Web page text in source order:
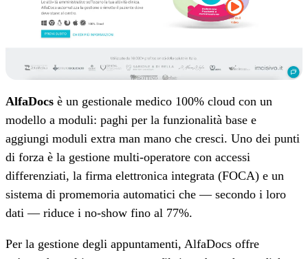
AlfaDocs è un gestionale medico 100% cloud con un
modello a moduli: paghi per la funzionalità base e
aggiungi moduli extra man mano che cresci. Uno dei punti
di forza è la gestione multi-operatore con accessi
differenziati, la firma elettronica integrata (FOCA) e un
sistema di promemoria automatici che — secondo i loro
dati — riduce i no-show fino al 77%.
Per la gestione degli appuntamenti, AlfaDocs offre